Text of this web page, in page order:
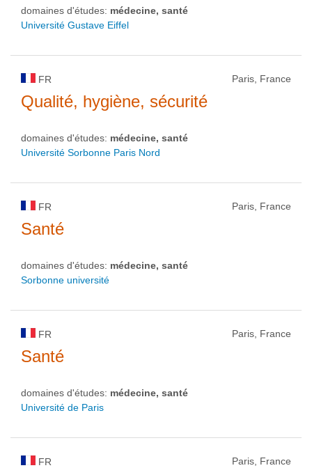
domaines d'études: médecine, santé
Université Gustave Eiffel
FR Paris, France
Qualité, hygiène, sécurité
domaines d'études: médecine, santé
Université Sorbonne Paris Nord
FR Paris, France
Santé
domaines d'études: médecine, santé
Sorbonne université
FR Paris, France
Santé
domaines d'études: médecine, santé
Université de Paris
FR Paris, France